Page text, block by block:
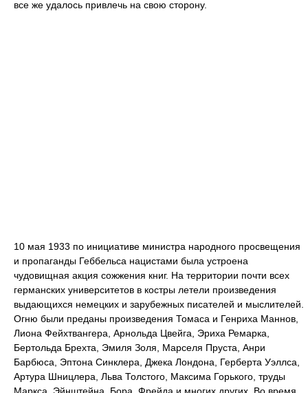
все же удалось привлечь на свою сторону.
10 мая 1933 по инициативе министра народного просвещения
и пропаганды Геббельса нацистами была устроена
чудовищная акция сожжения книг. На территории почти всех
германских университетов в костры летели произведения
выдающихся немецких и зарубежных писателей и мыслителей.
Огню были преданы произведения Томаса и Генриха Маннов,
Лиона Фейхтвангера, Арнольда Цвейга, Эриха Ремарка,
Бертольда Брехта, Эмиля Золя, Марселя Пруста, Анри
Барбюса, Эптона Синклера, Джека Лондона, Герберта Уэллса,
Артура Шницлера, Льва Толстого, Максима Горького, труды